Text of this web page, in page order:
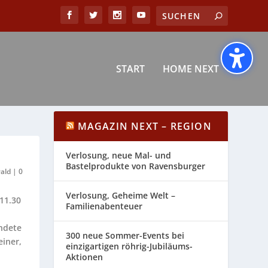
START HOME NEXT
| 0
MAGAZIN NEXT – REGION
Verlosung, neue Mal- und
Bastelprodukte von Ravensburger
Verlosung, Geheime Welt –
Familienabenteuer
300 neue Sommer-Events bei
einzigartigen röhrig-Jubiläums-
Aktionen